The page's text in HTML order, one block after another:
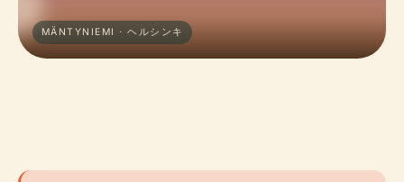
MÄNTYNIEMI · ヘルシンキ